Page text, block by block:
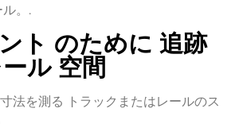
。.
ト のために 追跡
ル 空間